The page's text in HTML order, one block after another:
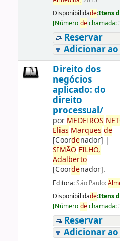
Disponibilidade:Itens
[Númerodechamada:
Reservar
Adicionar
Direito dos
negócios
aplicado: do
direito
processual/
por MEDEIROS
Elias Marques de
[Coordenador] |
SIMÃO FILHO,
Adalberto
[Coordenador].
Editora:São Paulo:
Disponibilidade:Itens
[Númerodechamada:
Reservar
Adicionar